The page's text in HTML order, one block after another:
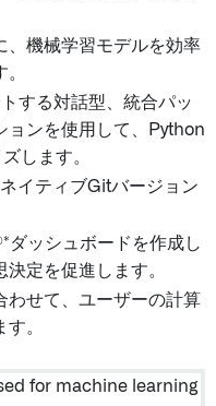
、機械学習モデルを効率
する対話型、統合パッ
ョンを使用して、Python
します。
イティブGitバージョン
ッシュボードを作成し
定を促進します。
わせて、ユーザーの計算
。